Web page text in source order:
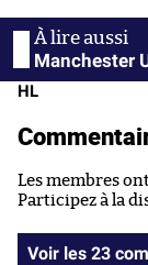
Manchester
HL
Les membres
Participez à la
Voir